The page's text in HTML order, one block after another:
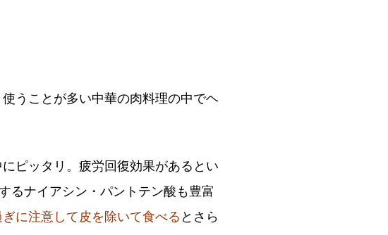
うことが多い中華の肉料理の中でヘ
ピッタリ。疲労回復効果があるとい
るナイアシン・パントテン酸も豊富
に注意して皮を除いて食べる とさら